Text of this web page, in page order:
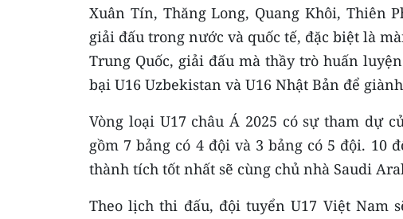
Xuân Tín, Thăng Long, Quang Khôi, Thiên
giải đấu trong nước và quốc tế, đặc biệt là
Trung Quốc, giải đấu mà thầy trò huấn
bại U16 Uzbekistan và U16 Nhật Bản để
Vòng loại U17 châu Á 2025 có sự tham dự
gồm 7 bảng có 4 đội và 3 bảng có 5 đội.
thành tích tốt nhất sẽ cùng chủ nhà Saudi
Theo lịch thi đấu, đội tuyển U17 Việt Nam